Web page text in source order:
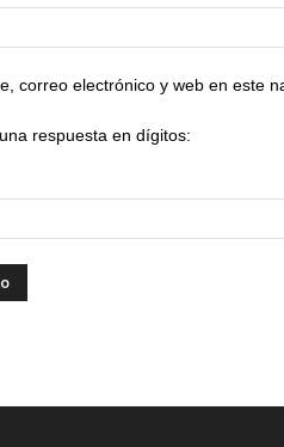
correo electrónico y web en este
respuesta en dígitos: